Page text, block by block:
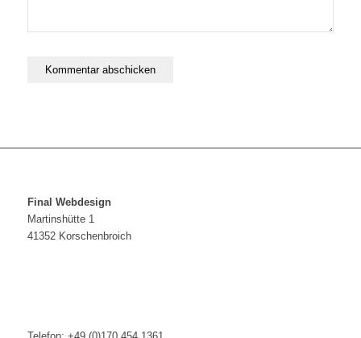
Final Webdesign
Martinshütte 1
41352 Korschenbroich